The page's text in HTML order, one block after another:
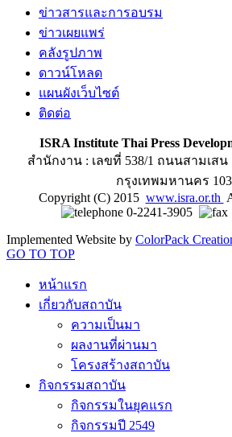
ข่าวสารและการอบรม
ข่าวเผยแพร่
คลังรูปภาพ
ดาวน์โหลด
แผนผังเว็บไซต์
ติดต่อ
ISRA Institute Thai Press
สำนักงาน : เลขที่ 538/1 ถนนสามเส
กรุงเทพมหานคร
Copyright (C) 2015 www.isra.or.th
0-2241-3905
Implemented Website by ColorPack
GO TO TOP
หน้าแรก
เกี่ยวกับสถาบัน
ความเป็นมา
ผลงานที่ผ่านมา
โครงสร้างสถาบัน
กิจกรรมสถาบัน
กิจกรรมในยุคแรก
กิจกรรมปี 2549